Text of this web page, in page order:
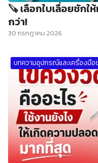
🪚 เลือกใบเลื่อยชักใ
กว่า!
30 กรกฎาคม 2026
บทความอุปกรณ์และเครื่องมือ